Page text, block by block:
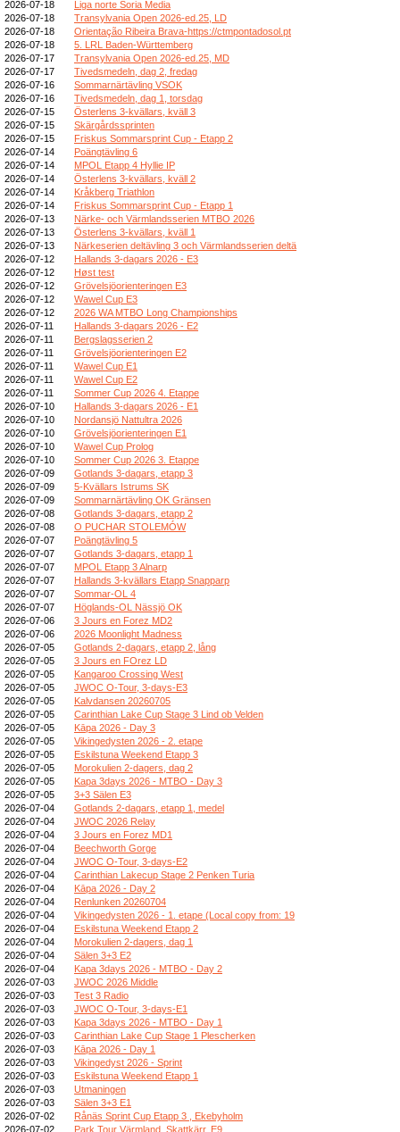
2026-07-18
Liga norte Soria Media
2026-07-18
Transylvania Open 2026-ed.25, LD
2026-07-18
Orientação Ribeira Brava-https://ctmpontadosol.pt
2026-07-18
5. LRL Baden-Württemberg
2026-07-17
Transylvania Open 2026-ed.25, MD
2026-07-17
Tivedsmedeln, dag 2, fredag
2026-07-16
Sommarnärtävling VSOK
2026-07-16
Tivedsmedeln, dag 1, torsdag
2026-07-15
Österlens 3-kvällars, kväll 3
2026-07-15
Skärgårdssprinten
2026-07-15
Friskus Sommarsprint Cup - Etapp 2
2026-07-14
Poängtävling 6
2026-07-14
MPOL Etapp 4 Hyllie IP
2026-07-14
Österlens 3-kvällars, kväll 2
2026-07-14
Kråkberg Triathlon
2026-07-14
Friskus Sommarsprint Cup - Etapp 1
2026-07-13
Närke- och Värmlandsserien MTBO 2026
2026-07-13
Österlens 3-kvällars, kväll 1
2026-07-13
Närkeserien deltävling 3 och Värmlandsserien deltä
2026-07-12
Hallands 3-dagars 2026 - E3
2026-07-12
Høst test
2026-07-12
Grövelsjöorienteringen E3
2026-07-12
Wawel Cup E3
2026-07-12
2026 WA MTBO Long Championships
2026-07-11
Hallands 3-dagars 2026 - E2
2026-07-11
Bergslagsserien 2
2026-07-11
Grövelsjöorienteringen E2
2026-07-11
Wawel Cup E1
2026-07-11
Wawel Cup E2
2026-07-11
Sommer Cup 2026 4. Etappe
2026-07-10
Hallands 3-dagars 2026 - E1
2026-07-10
Nordansjö Nattultra 2026
2026-07-10
Grövelsjöorienteringen E1
2026-07-10
Wawel Cup Prolog
2026-07-10
Sommer Cup 2026 3. Etappe
2026-07-09
Gotlands 3-dagars, etapp 3
2026-07-09
5-Kvällars Istrums SK
2026-07-09
Sommarnärtävling OK Gränsen
2026-07-08
Gotlands 3-dagars, etapp 2
2026-07-08
O PUCHAR STOLEMÓW
2026-07-07
Poängtävling 5
2026-07-07
Gotlands 3-dagars, etapp 1
2026-07-07
MPOL Etapp 3 Alnarp
2026-07-07
Hallands 3-kvällars Etapp Snapparp
2026-07-07
Sommar-OL 4
2026-07-07
Höglands-OL Nässjö OK
2026-07-06
3 Jours en Forez MD2
2026-07-06
2026 Moonlight Madness
2026-07-05
Gotlands 2-dagars, etapp 2, lång
2026-07-05
3 Jours en FOrez LD
2026-07-05
Kangaroo Crossing West
2026-07-05
JWOC O-Tour, 3-days-E3
2026-07-05
Kalvdansen 20260705
2026-07-05
Carinthian Lake Cup Stage 3 Lind ob Velden
2026-07-05
Kāpa 2026 - Day 3
2026-07-05
Vikingedysten 2026 - 2. etape
2026-07-05
Eskilstuna Weekend Etapp 3
2026-07-05
Morokulien 2-dagers, dag 2
2026-07-05
Kapa 3days 2026 - MTBO - Day 3
2026-07-05
3+3 Sälen E3
2026-07-04
Gotlands 2-dagars, etapp 1, medel
2026-07-04
JWOC 2026 Relay
2026-07-04
3 Jours en Forez MD1
2026-07-04
Beechworth Gorge
2026-07-04
JWOC O-Tour, 3-days-E2
2026-07-04
Carinthian Lakecup Stage 2 Penken Turia
2026-07-04
Kāpa 2026 - Day 2
2026-07-04
Renlunken 20260704
2026-07-04
Vikingedysten 2026 - 1. etape (Local copy from: 19
2026-07-04
Eskilstuna Weekend Etapp 2
2026-07-04
Morokulien 2-dagers, dag 1
2026-07-04
Sälen 3+3 E2
2026-07-04
Kapa 3days 2026 - MTBO - Day 2
2026-07-03
JWOC 2026 Middle
2026-07-03
Test 3 Radio
2026-07-03
JWOC O-Tour, 3-days-E1
2026-07-03
Kapa 3days 2026 - MTBO - Day 1
2026-07-03
Carinthian Lake Cup Stage 1 Plescherken
2026-07-03
Kāpa 2026 - Day 1
2026-07-03
Vikingedyst 2026 - Sprint
2026-07-03
Eskilstuna Weekend Etapp 1
2026-07-03
Utmaningen
2026-07-03
Sälen 3+3 E1
2026-07-02
Rånäs Sprint Cup Etapp 3 , Ekebyholm
2026-07-02
Park Tour Värmland, Skattkärr, E9